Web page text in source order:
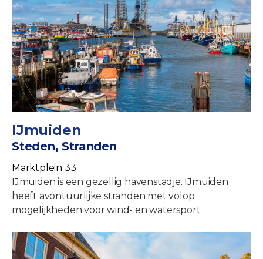
IJmuiden
Steden, Stranden
Marktplein 33
IJmuiden is een gezellig havenstadje. IJmuiden
heeft avontuurlijke stranden met volop
mogelijkheden voor wind- en watersport.